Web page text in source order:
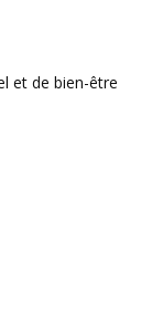
et de bien-être